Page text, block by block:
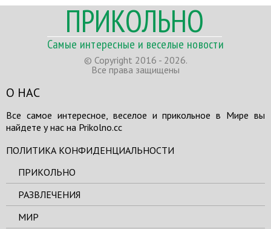
ПРИКОЛЬНО
Самые интересные и веселые новости
© Copyright 2016 - 2026.
Все права защищены
О НАС
Все самое интересное, веселое и прикольное в Мире вы
найдете у нас на Prikolno.cc
ПОЛИТИКА КОНФИДЕНЦИАЛЬНОСТИ
ПРИКОЛЬНО
РАЗВЛЕЧЕНИЯ
МИР